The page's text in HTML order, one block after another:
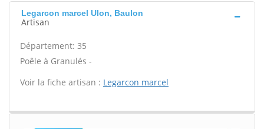
Legarcon marcel Ulon, Baulon
Artisan
Département: 35
Poêle à Granulés -
Voir la fiche artisan : Legarcon marcel